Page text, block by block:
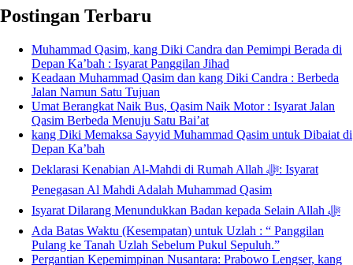
Postingan Terbaru
Muhammad Qasim, kang Diki Candra dan Pemimpi Berada di
Depan Ka’bah : Isyarat Panggilan Jihad
Keadaan Muhammad Qasim dan kang Diki Candra : Berbeda
Jalan Namun Satu Tujuan
Umat Berangkat Naik Bus, Qasim Naik Motor : Isyarat Jalan
Qasim Berbeda Menuju Satu Bai’at
kang Diki Memaksa Sayyid Muhammad Qasim untuk Dibaiat di
Depan Ka’bah
Deklarasi Kenabian Al-Mahdi di Rumah Allah ﷻ: Isyarat
Penegasan Al Mahdi Adalah Muhammad Qasim
Isyarat Dilarang Menundukkan Badan kepada Selain Allah ﷻ
Ada Batas Waktu (Kesempatan) untuk Uzlah : “ Panggilan
Pulang ke Tanah Uzlah Sebelum Pukul Sepuluh.”
Pergantian Kepemimpinan Nusantara: Prabowo Lengser, kang